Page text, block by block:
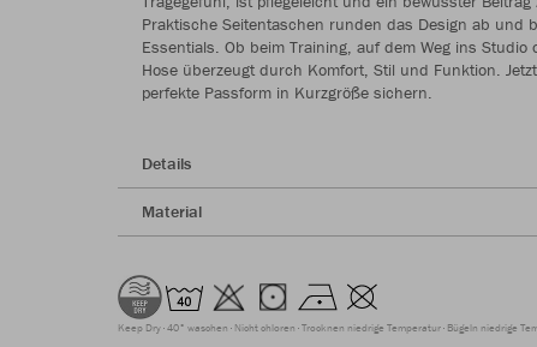
Praktische Seitentaschen runden das Design ab und
Essentials. Ob beim Training, auf dem Weg ins
Hose überzeugt durch Komfort, Stil und Funktion.
perfekte Passform in Kurzgröße sichern.
Details
Material
Keep Dry 40° waschen Nicht chloren Trocknen niedrige Temperatur Bügeln niedrige